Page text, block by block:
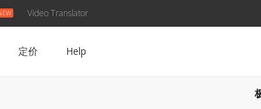
Video Translator
定价 Help